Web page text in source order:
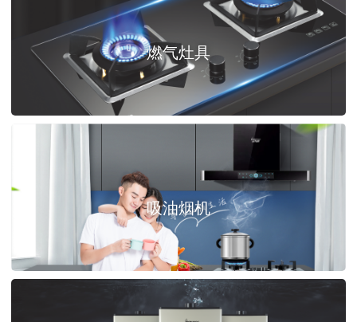
燃气灶具
吸油烟机